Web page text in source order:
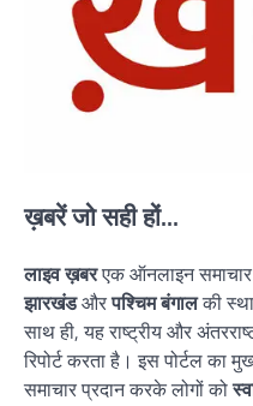
ख़बरें जो सही हों...
लाइव ख़बरएक ऑनलाइन
झारखंडऔरपश्चिम बंगालकी
साथ ही, यह राष्ट्रीय और
रिपोर्ट करता है। इस पोर्टल का
समाचार प्रदान करके लोगों को